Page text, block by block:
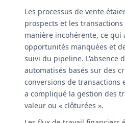
Les processus de vente
prospects et les
manière incohérente, ce qui
opportunités manquées et
suivi du pipeline. L'absence
automatisés basés sur des
conversions de transactions
a compliqué la gestion des
valeur ou « clôturées ».